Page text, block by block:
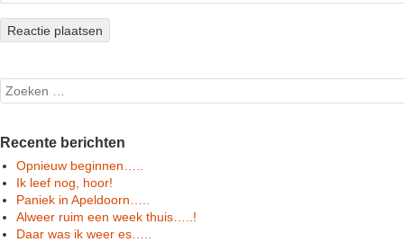
Search
Recente berichten
Opnieuw beginnen…..
Ik leef nog, hoor!
Paniek in Apeldoorn…..
Alweer ruim een week thuis…..!
Daar was ik weer es…..